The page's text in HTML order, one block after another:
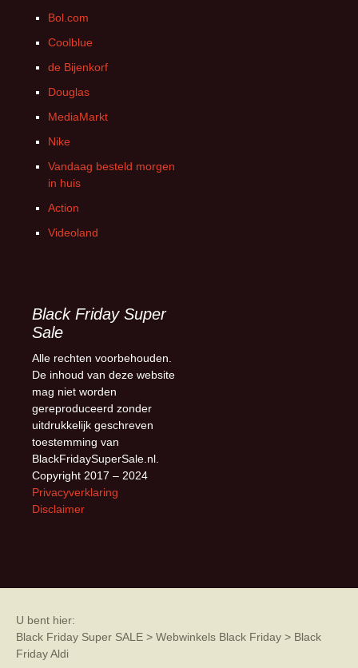
Bol.com
Coolblue
de Bijenkorf
Douglas
MediaMarkt
Nike
Vandaag besteld morgen
in huis
Action
Videoland
Black Friday Super
Sale
Alle rechten voorbehouden.
De inhoud van deze website
mag niet worden
gereproduceerd zonder
uitdrukkelijk geschreven
toestemming van
BlackFridaySuperSale.nl.
Copyright 2017 – 2024
Privacyverklaring
Disclaimer
U bent hier:
Black Friday Super SALE > Webwinkels Black Friday > Black
Friday Aldi